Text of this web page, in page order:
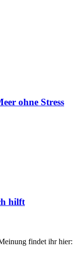
ohne Stress
hilft
findet ihr hier: